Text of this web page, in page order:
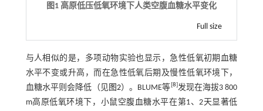
图1 高原低压低氧环境下人类空腹血糖水平变化
Full size
与人相似的是，多项动物实验也显示，急性低氧初期血糖
水平不变或升高，而在急性低氧后期及慢性低氧环境下，
血糖水平则会降低（见图2）。BLUME等[8]发现在海拔3 800
m高原低氧环境下，小鼠空腹血糖水平在第1、2天显著低